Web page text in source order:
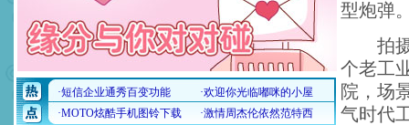
型炮弹
拍摄
个老工
院，场
气时代